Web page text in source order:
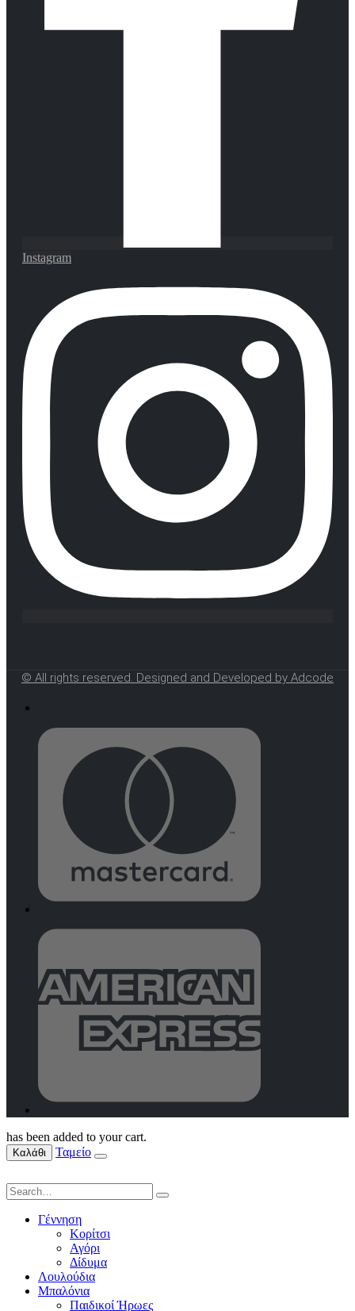
Instagram
© All rights reserved. Designed and Developed by Adcode
has been added to your cart.
Καλάθι Ταμείο
Γέννηση
Κορίτσι
Αγόρι
Δίδυμα
Λουλούδια
Μπαλόνια
Παιδικοί Ήρωες